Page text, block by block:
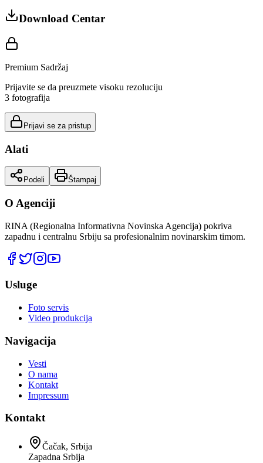
Download Centar
Premium Sadržaj
Prijavite se da preuzmete visoku rezoluciju
3 fotografija
Prijavi se za pristup
Alati
Podeli Štampaj
O Agenciji
RINA (Regionalna Informativna Novinska Agencija) pokriva
zapadnu i centralnu Srbiju sa profesionalnim novinarskim timom.
Usluge
Foto servis
Video produkcija
Navigacija
Vesti
O nama
Kontakt
Impressum
Kontakt
Čačak, Srbija
Zapadna Srbija